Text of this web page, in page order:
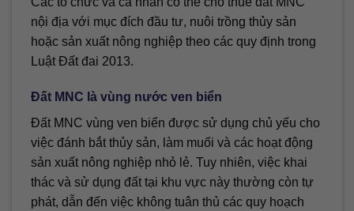
nội địa với mục đích đầu tư, nuôi trồng thủy sản
hoặc sản xuất nông nghiệp theo các quy định trong
Luật Đất đai 2013.
Đất MNC là vùng nước ven biển
Đất MNC vùng ven biển được sử dụng chủ yếu cho
việc đánh bắt thủy sản, làm muối và các hoạt động
sản xuất nông nghiệp nhỏ lẻ. Tuy nhiên, việc khai
thác và sử dụng đất tại khu vực này thường còn tự
phát, dẫn đến việc không tuân thủ các quy hoạch